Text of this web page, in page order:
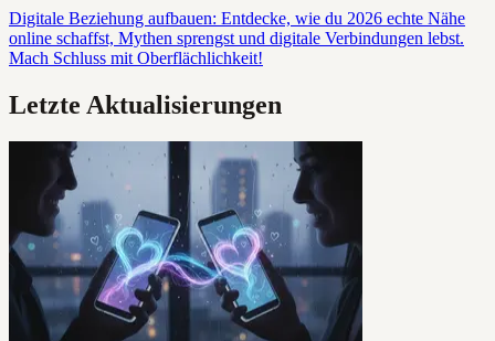
Digitale Beziehung aufbauen: Entdecke, wie du 2026 echte Nähe
online schaffst, Mythen sprengst und digitale Verbindungen lebst.
Mach Schluss mit Oberflächlichkeit!
Letzte Aktualisierungen